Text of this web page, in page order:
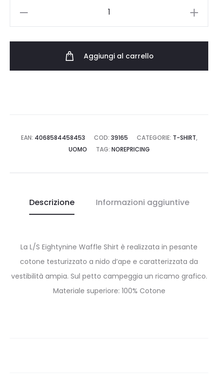
Aggiungi al carrello
EAN: 4068584458453 COD: 39165 CATEGORIE: T-SHIRT,
UOMO
TAG: NOREPRICING
Descrizione Informazioni aggiuntive
La L/S Eightynine Waffle Shirt è realizzata in pesante
cotone testurizzato a nido d’ape e caratterizzata da
vestibilità ampia. Sul petto campeggia un ricamo grafico.
Materiale superiore: 100% Cotone